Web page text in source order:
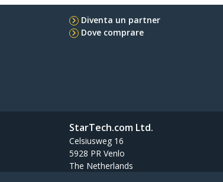
Diventa un partner
Dove comprare
StarTech.com Ltd.
Celsiusweg 16
5928 PR Venlo
The Netherlands